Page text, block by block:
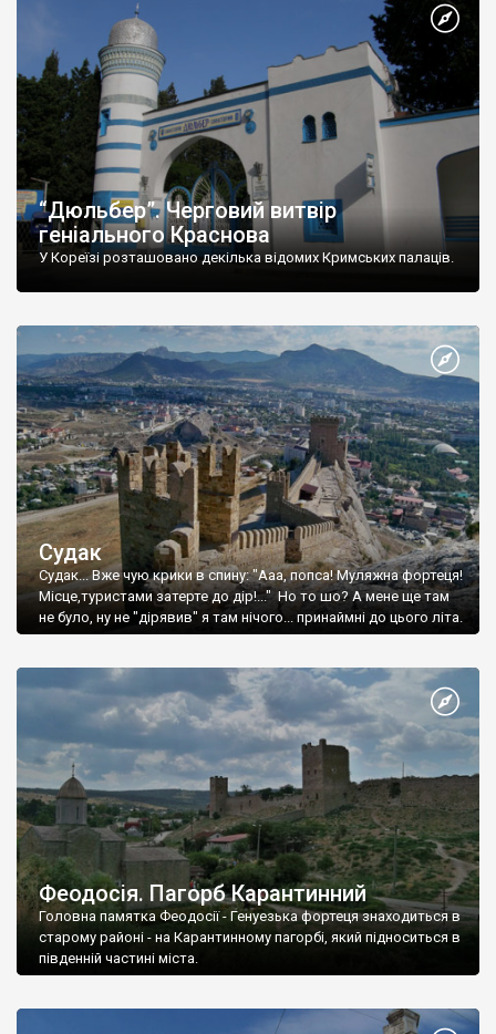
“Дюльбер”. Черговий витвір
геніального Краснова
У Кореїзі розташовано декілька відомих Кримських палаців.
Судак
Судак... Вже чую крики в спину: "Ааа, попса! Муляжна фортеця!
Місце,туристами затерте до дір!..." Но то шо? А мене ще там
не було, ну не "дірявив" я там нічого... принаймні до цього літа.
Феодосія. Пагорб Карантинний
Головна памятка Феодосії - Генуезька фортеця знаходиться в
старому районі - на Карантинному пагорбі, який підноситься в
південній частині міста.